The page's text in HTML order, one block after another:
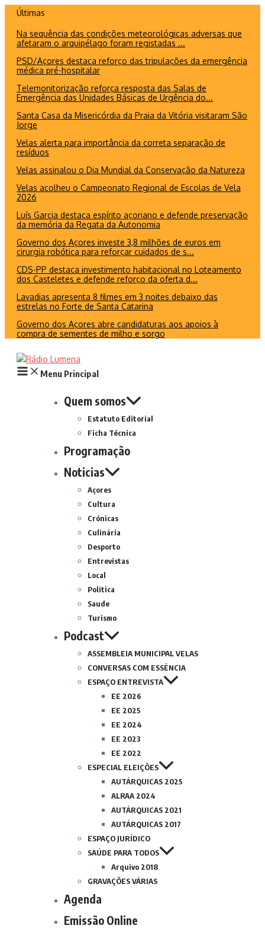
conteúdo
Últimas
Na sequência das condições meteorológicas adversas que
afetaram o arquipélago foram registadas ...
PSD/Açores destaca reforço das tripulações da emergência
médica pré-hospitalar
Telemonitorização reforça resposta das Salas de
Emergência das Unidades Básicas de Urgência do...
Santa Casa da Misericórdia da Praia da Vitória visitaram São
Jorge
Velas alerta para importância da correta separação de
resíduos
Velas assinalou o Dia Mundial da Conservação da Natureza
Velas acolheu o Campeonato Regional de Escolas de Vela
2026
Luís Garcia destaca espírito açoriano e defende preservação
da memória da Regata da Autonomia
Governo dos Açores investe 3,8 milhões de euros em
cirurgia robótica para reforçar cuidados de s...
CDS-PP destaca investimento habitacional no Loteamento
dos Casteletes e defende reforço da oferta d...
Lavadias apresenta 8 filmes em 3 noites debaixo das
estrelas no Forte de Santa Catarina
Governo dos Açores abre candidaturas aos apoios à
compra de sementes de milho e sorgo
Menu Principal
Quem somos
Estatuto Editorial
Ficha Técnica
Programação
Noticias
Açores
Cultura
Crónicas
Culinária
Desporto
Entrevistas
Local
Politica
Saude
Turismo
Podcast
ASSEMBLEIA MUNICIPAL VELAS
CONVERSAS COM ESSÊNCIA
ESPAÇO ENTREVISTA
EE 2026
EE 2025
EE 2024
EE 2023
EE 2022
ESPECIAL ELEIÇÕES
AUTÁRQUICAS 2025
ALRAA 2024
AUTÁRQUICAS 2021
AUTÁRQUICAS 2017
ESPAÇO JURÍDICO
SAÚDE PARA TODOS
Arquivo 2018
GRAVAÇÕES VÁRIAS
Agenda
Emissão Online